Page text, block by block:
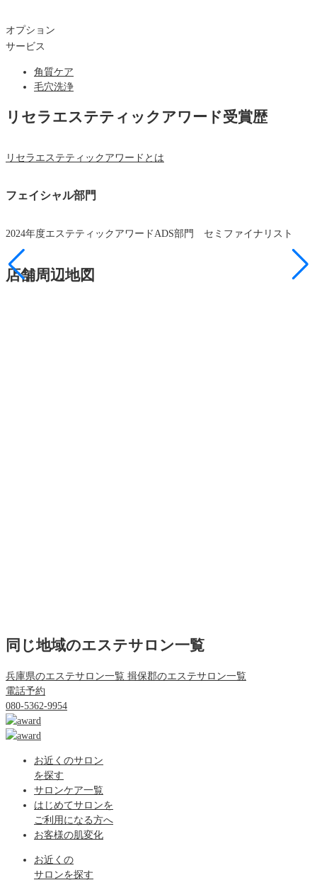
オプション
サービス
角質ケア
毛穴洗浄
リセラエステティックアワード受賞歴
リセラエステティックアワードとは
フェイシャル部門
2024年度エステティックアワードADS部門 セミファイナリスト
店舗周辺地図
同じ地域のエステサロン一覧
兵庫県のエステサロン一覧 揖保郡のエステサロン一覧
電話予約
080-5362-9954
お近くのサロン
を探す
サロンケア一覧
はじめてサロンを
ご利用になる方へ
お客様の肌変化
お近くの
サロンを探す